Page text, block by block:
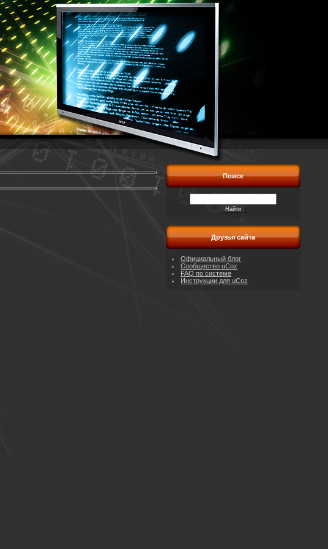
Поиск
Друзья сайта
Официальный блог
Сообщество uCoz
FAQ по системе
Инструкции для uCoz